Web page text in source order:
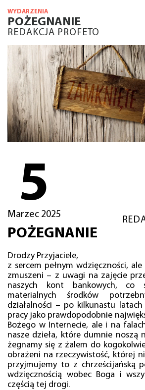
WYDARZENIA
POŻEGNANIE
REDAKCJA PROFETO
5
Marzec 2025
POŻEGNANIE
Drodzy Przyjaciele,
z sercem pełnym wdzięczności,
zmuszeni – z uwagi na zajęcie
naszych kont bankowych, co
materialnych środków
działalności – po kilkunastu
pracy jako prawdopodobnie
Bożego w Internecie, ale i na
nasze dzieła, które dumnie noszą
żegnamy się z żalem do
obrażeni na rzeczywistość, której
przyjmujemy to z chrześcijańską
wdzięcznością wobec Boga i
częścią tej drogi.